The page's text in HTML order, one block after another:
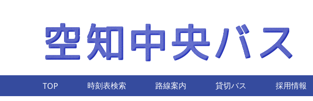
TOP 時刻表検索 路線案内 貸切バス 採用情報